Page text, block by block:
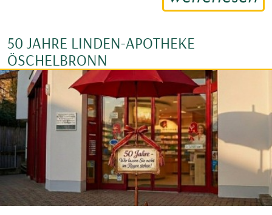
50 JAHRE LINDEN-APOTHEKE
ÖSCHELBRONN